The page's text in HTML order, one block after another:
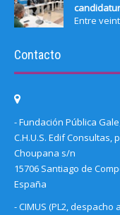
Entre
Contacto
- Fundación Pública
C.H.U.S. Edif Consultas,
Choupana s/n
15706 Santiago de
España
- CIMUS (PL2, despacho